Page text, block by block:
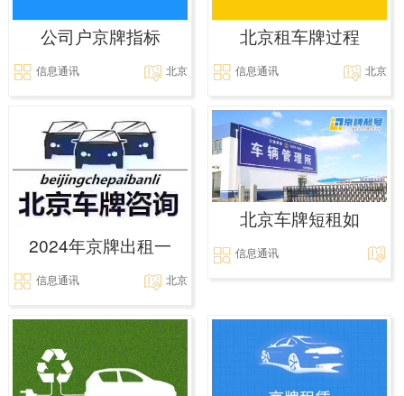
公司户京牌指标
信息通讯 北京
北京租车牌过程
信息通讯 北京
2024年京牌出租一
信息通讯 北京
北京车牌短租如
信息通讯